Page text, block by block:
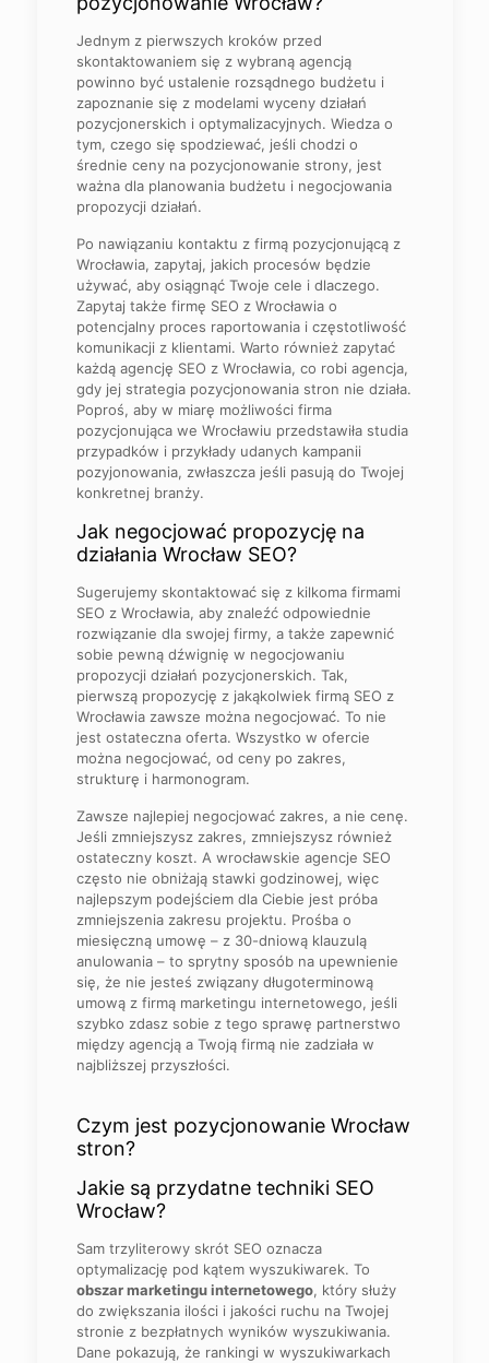
Jednym z pierwszych kroków przed
skontaktowaniem się z wybraną agencją
powinno być ustalenie rozsądnego budżetu i
zapoznanie się z modelami wyceny działań
pozycjonerskich i optymalizacyjnych. Wiedza o
tym, czego się spodziewać, jeśli chodzi o
średnie ceny na pozycjonowanie strony, jest
ważna dla planowania budżetu i negocjowania
propozycji działań.
Po nawiązaniu kontaktu z firmą pozycjonującą z
Wrocławia, zapytaj, jakich procesów będzie
używać, aby osiągnąć Twoje cele i dlaczego.
Zapytaj także firmę SEO z Wrocławia o
potencjalny proces raportowania i częstotliwość
komunikacji z klientami. Warto również zapytać
każdą agencję SEO z Wrocławia, co robi agencja,
gdy jej strategia pozycjonowania stron nie działa.
Poproś, aby w miarę możliwości firma
pozycjonująca we Wrocławiu przedstawiła studia
przypadków i przykłady udanych kampanii
pozyjonowania, zwłaszcza jeśli pasują do Twojej
konkretnej branży.
Jak negocjować propozycję na
działania Wrocław SEO?
Sugerujemy skontaktować się z kilkoma firmami
SEO z Wrocławia, aby znaleźć odpowiednie
rozwiązanie dla swojej firmy, a także zapewnić
sobie pewną dźwignię w negocjowaniu
propozycji działań pozycjonerskich. Tak,
pierwszą propozycję z jakąkolwiek firmą SEO z
Wrocławia zawsze można negocjować. To nie
jest ostateczna oferta. Wszystko w ofercie
można negocjować, od ceny po zakres,
strukturę i harmonogram.
Zawsze najlepiej negocjować zakres, a nie cenę.
Jeśli zmniejszysz zakres, zmniejszysz również
ostateczny koszt. A wrocławskie agencje SEO
często nie obniżają stawki godzinowej, więc
najlepszym podejściem dla Ciebie jest próba
zmniejszenia zakresu projektu. Prośba o
miesięczną umowę – z 30-dniową klauzulą
anulowania – to sprytny sposób na upewnienie
się, że nie jesteś związany długoterminową
umową z firmą marketingu internetowego, jeśli
szybko zdasz sobie z tego sprawę partnerstwo
między agencją a Twoją firmą nie zadziała w
najbliższej przyszłości.
Czym jest pozycjonowanie Wrocław
stron?
Jakie są przydatne techniki SEO
Wrocław?
Sam trzyliterowy skrót SEO oznacza
optymalizację pod kątem wyszukiwarek. To
obszar marketingu internetowego, który służy
do zwiększania ilości i jakości ruchu na Twojej
stronie z bezpłatnych wyników wyszukiwania.
Dane pokazują, że rankingi w wyszukiwarkach